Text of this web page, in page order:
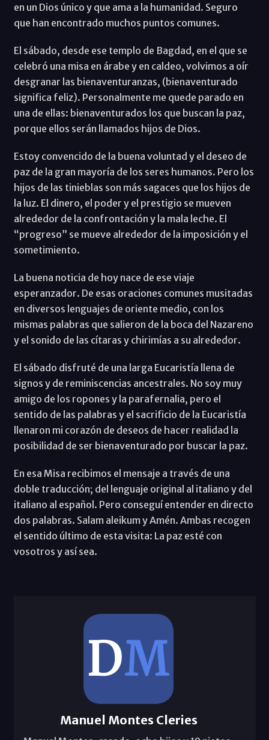
en un Dios único y que ama a la humanidad. Seguro
que han encontrado muchos puntos comunes.
El sábado, desde ese templo de Bagdad, en el que se
celebró una misa en árabe y en caldeo, volvimos a oír
desgranar las bienaventuranzas, (bienaventurado
significa feliz). Personalmente me quede parado en
una de ellas: bienaventurados los que buscan la paz,
porque ellos serán llamados hijos de Dios.
Estoy convencido de la buena voluntad y el deseo de
paz de la gran mayoría de los seres humanos. Pero los
hijos de las tinieblas son más sagaces que los hijos de
la luz. El dinero, el poder y el prestigio se mueven
alrededor de la confrontación y la mala leche. El
“progreso” se mueve alrededor de la imposición y el
sometimiento.
La buena noticia de hoy nace de ese viaje
esperanzador. De esas oraciones comunes musitadas
en diversos lenguajes de oriente medio, con los
mismas palabras que salieron de la boca del Nazareno
y el sonido de las cítaras y chirimías a su alrededor.
El sábado disfruté de una larga Eucaristía llena de
signos y de reminiscencias ancestrales. No soy muy
amigo de los ropones y la parafernalia, pero el
sentido de las palabras y el sacrificio de la Eucaristía
llenaron mi corazón de deseos de hacer realidad la
posibilidad de ser bienaventurado por buscar la paz.
En esa Misa recibimos el mensaje a través de una
doble traducción; del lenguaje original al italiano y del
italiano al español. Pero conseguí entender en directo
dos palabras. Salam aleikum y Amén. Ambas recogen
el sentido último de esta visita: La paz esté con
vosotros y así sea.
Manuel Montes Cleries